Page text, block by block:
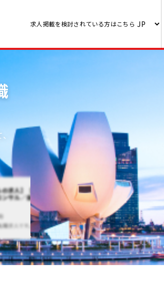
求人掲載を検討されている方はこちら
求人】【ビジネ
サル／金融系プ
職求人です。